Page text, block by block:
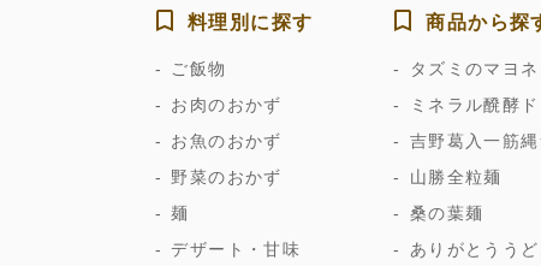
料理別に探す
ご飯物
お肉のおかず
お魚のおかず
野菜のおかず
麺
デザート・甘味
商品から探
タズミのマヨ
ミネラル醗酵
吉野葛入一筋縄
山勝全粒麺
桑の葉麺
ありがとううど